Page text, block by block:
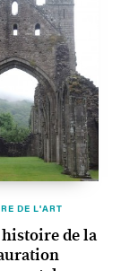
DE L'ART
de la